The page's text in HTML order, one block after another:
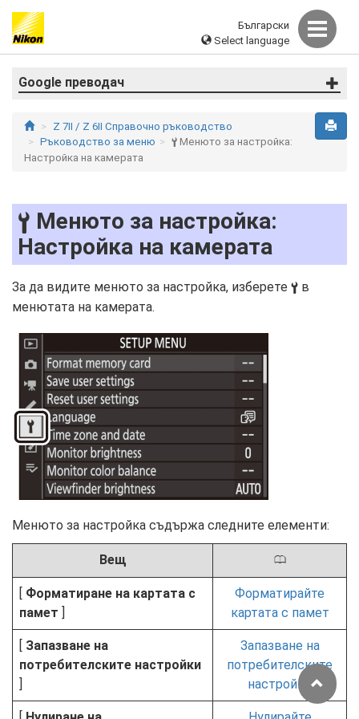
Български
Select language
Google преводач
Z 7II / Z 6II Справочно ръководство
Ръководство за меню
B Менюто за настройка:
Настройка на камерата
B Менюто за настройка:
Настройка на камерата
За да видите менюто за настройка, изберете B в
менютата на камерата.
Менюто за настройка съдържа следните елементи:
Вещ 0
[ Форматиране на картата с
памет ]
Форматирайте
картата с памет
[ Запазване на
потребителските настройки
]
Запазване на
потребителските
настройки